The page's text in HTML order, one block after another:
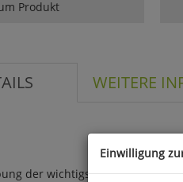
Produkt
WEITERE
der wichtigsten Arten
Einwilligung